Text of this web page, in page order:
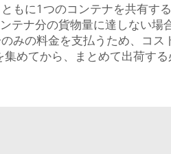
もに1つのコンテナを共有す
テナ分の貨物量に達しない場
みの料金を支払うため、コス
めてから、まとめて出荷す